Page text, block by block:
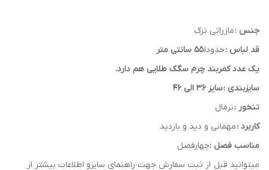
جنس :مازراتی ترک
قد لباس :حدودا55 سانتی متر
یک عدد کمربند چرم سگک طلایی هم دارد.
سایزبندی :سایز 36 الی 46
تنخور :نرمال
کاربرد :مهمانی و دید و بازدید
مناسب فصل :چهارفصل
میتوانید قبل از ثبت سفارش جهت راهنمای سایزو اطلاعات بیشتر از